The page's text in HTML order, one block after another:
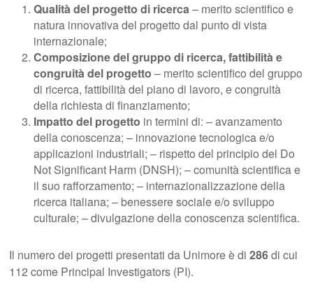
Qualità del progetto di ricerca– merito scientifico e
natura innovativa del progetto dal punto di vista
internazionale;
Composizione del gruppo di ricerca, fattibilità e
congruità del progetto – merito scientifico del gruppo
di ricerca, fattibilità del piano di lavoro, e congruità
della richiesta di finanziamento;
Impatto del progetto in termini di: – avanzamento
della conoscenza; – innovazione tecnologica e/o
applicazioni industriali; – rispetto del principio del Do
Not Significant Harm (DNSH); – comunità scientifica e
il suo rafforzamento; – internazionalizzazione della
ricerca italiana; – benessere sociale e/o sviluppo
culturale; – divulgazione della conoscenza scientifica.
Il numero dei progetti presentati da Unimore è di286di cui
112 come Principal Investigators (PI).